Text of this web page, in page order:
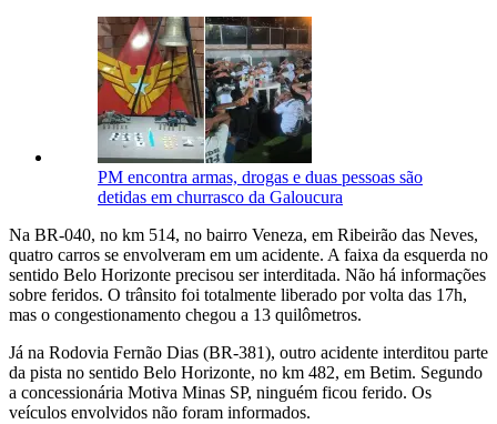
PM encontra armas, drogas e duas pessoas são
detidas em churrasco da Galoucura
Na BR-040, no km 514, no bairro Veneza, em Ribeirão das Neves,
quatro carros se envolveram em um acidente. A faixa da esquerda no
sentido Belo Horizonte precisou ser interditada. Não há informações
sobre feridos. O trânsito foi totalmente liberado por volta das 17h,
mas o congestionamento chegou a 13 quilômetros.
Já na Rodovia Fernão Dias (BR-381), outro acidente interditou parte
da pista no sentido Belo Horizonte, no km 482, em Betim. Segundo
a concessionária Motiva Minas SP, ninguém ficou ferido. Os
veículos envolvidos não foram informados.